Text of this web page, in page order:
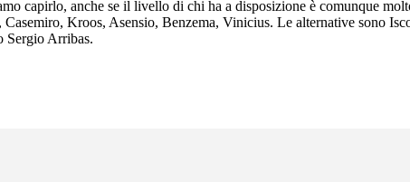
capirlo, anche se il livello di chi ha a disposizione è comunque
Kroos, Asensio, Benzema, Vinicius. Le alternative sono
Sergio Arribas.